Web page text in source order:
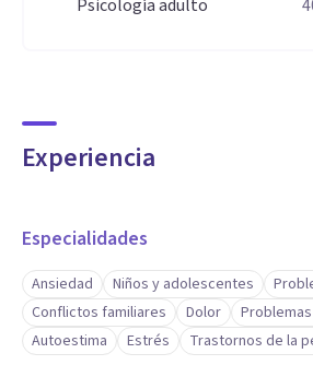
Psicología adulto
Experiencia
Especialidades
Ansiedad Niños y adolescentes
Conflictos familiares
Dolor
Autoestima
Estrés Trastornos de la